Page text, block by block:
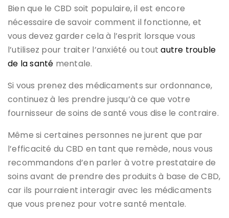
Bien que le CBD soit populaire, il est encore
nécessaire de savoir comment il fonctionne, et
vous devez garder cela à l’esprit lorsque vous
l’utilisez pour traiter l’anxiété ou toutautre trouble
de la santé mentale.
Si vous prenez des médicaments sur ordonnance,
continuez à les prendre jusqu’à ce que votre
fournisseur de soins de santé vous dise le contraire.
Même si certaines personnes ne jurent que par
l’efficacité du CBD en tant que remède, nous vous
recommandons d’en parler à votre prestataire de
soins avant de prendre des produits à base de CBD,
car ils pourraient interagir avec les médicaments
que vous prenez pour votre santé mentale.